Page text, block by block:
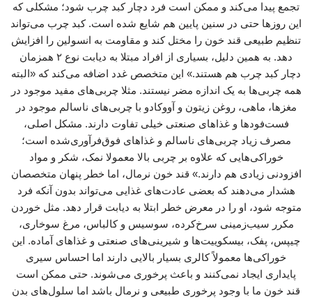
تجمع پیدا می‌کند و ممکن است فرد دچار کبد چرب شود؛ مشکلی که
این روزها حتی در سنین پایین هم شایع شده است. کبد چرب می‌تواند
تنظیم طبیعی قند خون را مختل کند و مقاومت به انسولین را افزایش
دهد. به همین دلیل، بسیاری از افراد مبتلا به دیابت نوع ۲ همزمان
دچار کبد چرب هم هستند.» این متخصص غدد اضافه می‌کند که «البته
همه چربی‌ها به یک اندازه مضر نیستند. مثلا چربی‌های مفید موجود در
مغزها، ماهی، روغن زیتون و آووکادو با چربی‌های ناسالم موجود در
فست‌فودها و غذاهای صنعتی خیلی تفاوت دارند. مشکل اصلی،
مصرف زیاد چربی‌های ناسالم و غذاهای فوق‌فرآوری‌شده است؛
خوراکی‌هایی که علاوه بر چربی بالا معمولا نمک، شکر و مواد
افزودنی زیادی هم دارند.» قند خون نرمال، اما خطر پنهان متخصصان
هشدار می‌دهند که بعضی عادت‌های غذایی می‌تواند بدون آنکه فرد
متوجه شود، او را در معرض خطر ابتلا به دیابت قرار دهد. مثل خوردن
مکرر سیب‌زمینی سرخ‌کرده، سوسیس و کالباس، مرغ سوخاری،
چیپس، پفک، بیسکوییت‌ها و شیرینی‌های صنعتی و غذاهای آماده. این
خوراکی‌ها معمولاً کالری بسیار بالایی دارند اما احساس سیری
پایداری ایجاد نمی‌کنند و باعث پرخوری می‌شوند. حتی ممکن است
قند خون ما با وجود پرخوری طبیعی و نرمال باشد اما سلول‌های بدن